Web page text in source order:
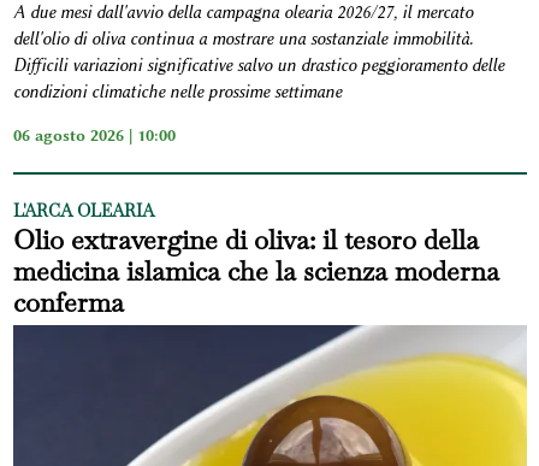
A due mesi dall'avvio della campagna olearia 2026/27, il mercato
dell'olio di oliva continua a mostrare una sostanziale immobilità.
Difficili variazioni significative salvo un drastico peggioramento delle
condizioni climatiche nelle prossime settimane
06 agosto 2026 | 10:00
L'ARCA OLEARIA
Olio extravergine di oliva: il tesoro della
medicina islamica che la scienza moderna
conferma